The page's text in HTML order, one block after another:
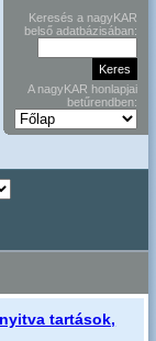
Keresés a nagyKAR
belső adatbázisában:
A nagyKAR honlapjai
betűrendben:
tartások,